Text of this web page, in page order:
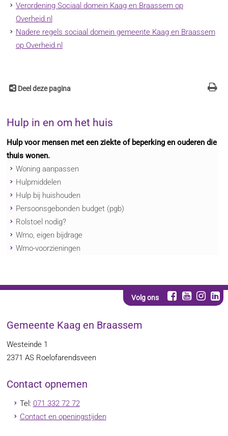
Verordening Sociaal domein Kaag en Braassem op
Overheid.nl
Nadere regels sociaal domein gemeente Kaag en Braassem
op Overheid.nl
Deel deze pagina
Hulp in en om het huis
Hulp voor mensen met een ziekte of beperking en ouderen die
thuis wonen.
Woning aanpassen
Hulpmiddelen
Hulp bij huishouden
Persoonsgebonden budget (pgb)
Rolstoel nodig?
Wmo, eigen bijdrage
Wmo-voorzieningen
Volg ons
Gemeente Kaag en Braassem
Westeinde 1
2371 AS Roelofarendsveen
Contact opnemen
Tel: 071 332 72 72
Contact en openingstijden